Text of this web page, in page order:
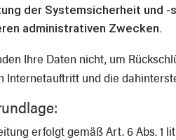
der Systemsicherheit und
administrativen Zwecken.
Ihre Daten nicht, um
Internetauftritt und die
erfolgt gemäß Art. 6 Abs. 1